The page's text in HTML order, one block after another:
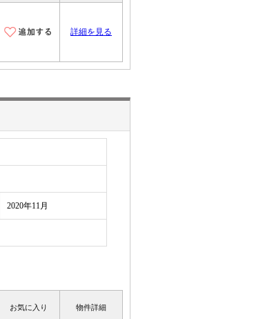
詳細を見る
2020年11月
お気に入り 物件詳細